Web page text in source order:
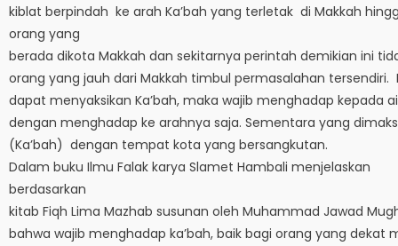
kiblat berpindah ke arah Ka’bah yang terletak di Makkah
orang yang
berada dikota Makkah dan sekitarnya perintah demikian ini
orang yang jauh dari Makkah timbul permasalahan
dapat menyaksikan Ka’bah, maka wajib menghadap kepada
dengan menghadap ke arahnya saja. Sementara yang
(Ka’bah) dengan tempat kota yang bersangkutan.
Dalam buku Ilmu Falak karya Slamet Hambali menjelaskan
berdasarkan
kitab Fiqh Lima Mazhab susunan oleh Muhammad Jawad
bahwa wajib menghadap ka’bah, baik bagi orang yang